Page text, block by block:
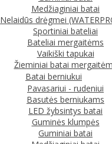
Medžiaginiai batai
Nelaidūs drėgmei
Sportiniai bateliai
Bateliai mergaitėms
Vaikiški tapukai
Žieminiai batai
Batai berniukui
Pavasariui - rudeniui
Basutės berniukams
LED žybsintys batai
Guminės klumpės
Guminiai batai